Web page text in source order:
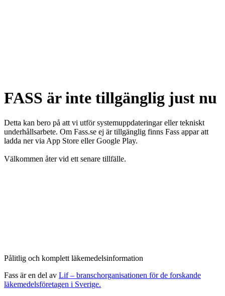
FASS är inte tillgänglig just nu
Detta kan bero på att vi utför systemuppdateringar eller tekniskt
underhållsarbete. Om Fass.se ej är tillgänglig finns Fass appar att
ladda ner via App Store eller Google Play.
Välkommen åter vid ett senare tillfälle.
Pålitlig och komplett läkemedelsinformation
Fass är en del av Lif – branschorganisationen för de forskande
läkemedelsföretagen i Sverige.